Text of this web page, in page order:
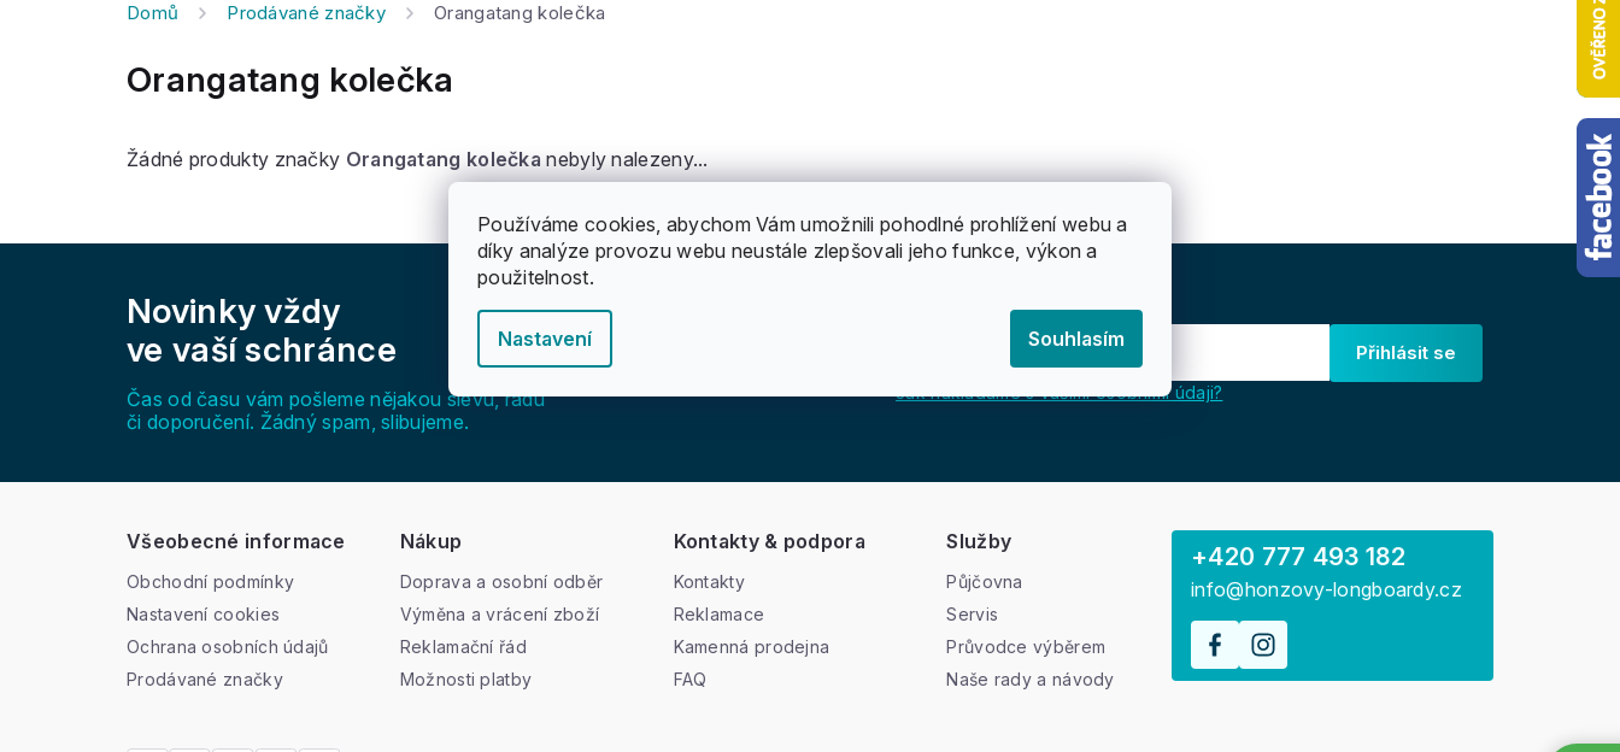
Používáme cookies, abychom Vám umožnili pohodlné prohlížení webu a
díky analýze provozu webu neustále zlepšovali jeho funkce, výkon a
použitelnost.
Nastavení Souhlasím
Domů Prodávané značky Orangatang kolečka
Orangatang kolečka
Žádné produkty značky Orangatang kolečka nebyly nalezeny...
Novinky vždy
ve vaší schránce
Čas od času vám pošleme nějakou slevu, radu
či doporučení. Žádný spam, slibujeme.
Přihlásit se
Jak nakládáme s vašimi osobními údaji?
Všeobecné informace
Obchodní podmínky
Nastavení cookies
Ochrana osobních údajů
Prodávané značky
Nákup
Doprava a osobní odběr
Výměna a vrácení zboží
Reklamační řád
Možnosti platby
Kontakty & podpora
Kontakty
Reklamace
Kamenná prodejna
FAQ
Služby
Půjčovna
Servis
Průvodce výběrem
Naše rady a návody
+420 777 493 182
info@honzovy-longboardy.cz